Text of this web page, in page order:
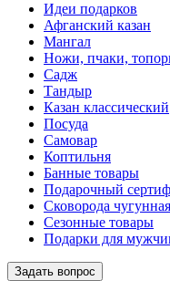
Идеи подарков
Афганский казан
Мангал
Ножи, пчаки,
Садж
Тандыр
Казан классический
Посуда
Самовар
Коптильня
Банные товары
Подарочный
Сковорода чугунная
Сезонные товары
Подарки для
Задать вопрос